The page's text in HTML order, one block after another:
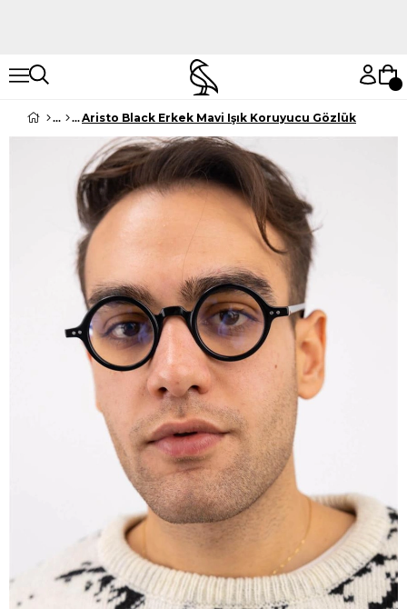
Aristo Black Erkek Mavi Işık Koruyucu Gözlük